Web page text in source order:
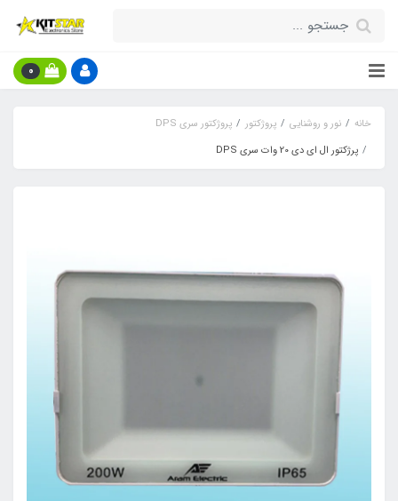
0
خانه نور و روشنایی پروژکتور
پروژکتور سری DPS
پرژکتور ال ای دی 20 وات سری DPS